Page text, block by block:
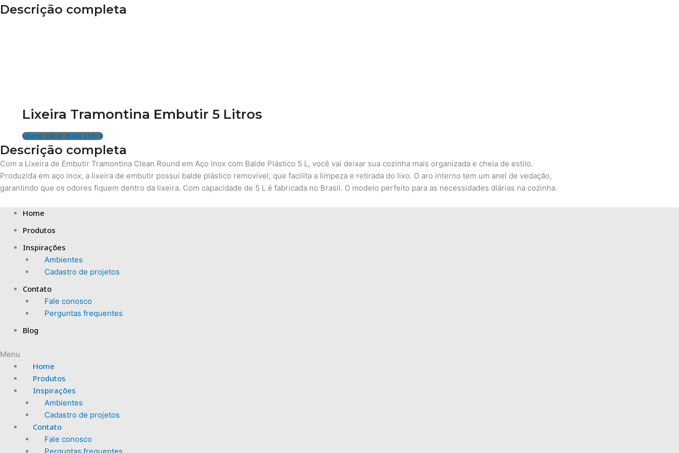
Descrição completa
Lixeira Tramontina Embutir 5 Litros
Quero saber mais sobre
Descrição completa
Com a Lixeira de Embutir Tramontina Clean Round em Aço Inox com Balde Plástico 5 L, você vai deixar sua cozinha mais organizada e cheia de estilo.
Produzida em aço inox, a lixeira de embutir possui balde plástico removível, que facilita a limpeza e retirada do lixo. O aro interno tem um anel de vedação,
garantindo que os odores fiquem dentro da lixeira. Com capacidade de 5 L é fabricada no Brasil. O modelo perfeito para as necessidades diárias na cozinha.
Home
Produtos
Inspirações
Ambientes
Cadastro de projetos
Contato
Fale conosco
Perguntas frequentes
Blog
Menu
Home
Produtos
Inspirações
Ambientes
Cadastro de projetos
Contato
Fale conosco